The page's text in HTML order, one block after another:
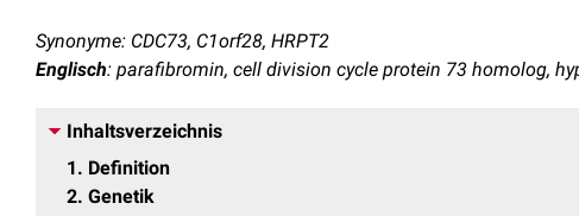
Synonyme: CDC73, C1orf28, HRPT2
Englisch: parafibromin, cell division cycle protein 73 homolog,
Inhaltsverzeichnis
1
Definition
2 Genetik